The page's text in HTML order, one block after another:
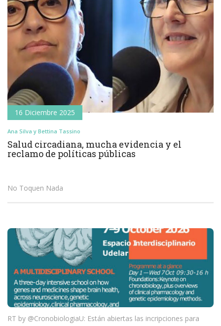
16 Diciembre 2025
Ana Silva y Bettina Tassino
Salud circadiana, mucha evidencia y el
reclamo de políticas públicas
No Toquen Nada
RT by @CronobiologiaU: Están abiertas las incripciones para